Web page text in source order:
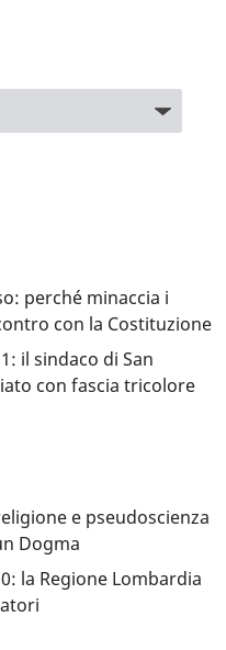
perché minaccia i
con la Costituzione
il sindaco di San
con fascia tricolore
e pseudoscienza
Dogma
la Regione Lombardia